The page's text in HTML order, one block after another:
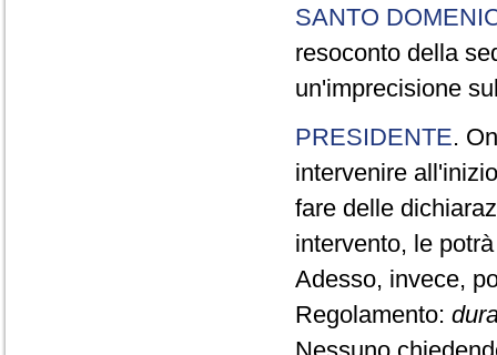
SANTO
resoconto della
un'imprecisione
PRESIDENTE.
intervenire
fare delle
intervento, le
Adesso, invece,
Regolamento: